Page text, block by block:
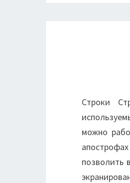
Строки
можно
позволить